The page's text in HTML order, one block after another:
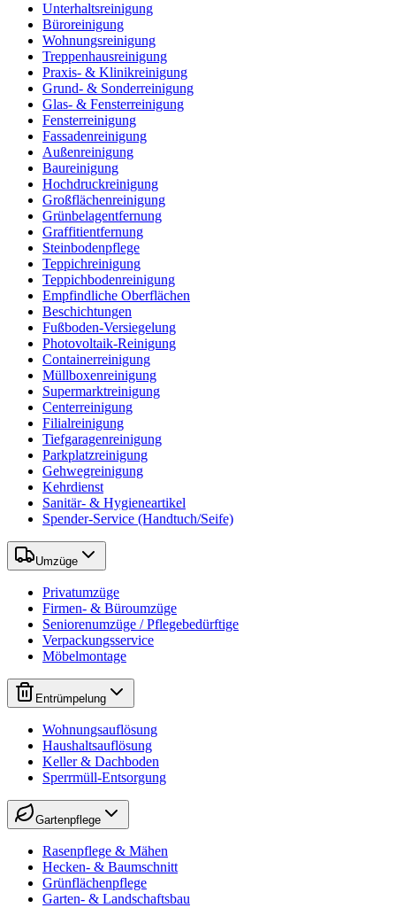
Unterhaltsreinigung
Büroreinigung
Wohnungsreinigung
Treppenhausreinigung
Praxis- & Klinikreinigung
Grund- & Sonderreinigung
Glas- & Fensterreinigung
Fensterreinigung
Fassadenreinigung
Außenreinigung
Baureinigung
Hochdruckreinigung
Großflächenreinigung
Grünbelagentfernung
Graffitientfernung
Steinbodenpflege
Teppichreinigung
Teppichbodenreinigung
Empfindliche Oberflächen
Beschichtungen
Fußboden-Versiegelung
Photovoltaik-Reinigung
Containerreinigung
Müllboxenreinigung
Supermarktreinigung
Centerreinigung
Filialreinigung
Tiefgaragenreinigung
Parkplatzreinigung
Gehwegreinigung
Kehrdienst
Sanitär- & Hygieneartikel
Spender-Service (Handtuch/Seife)
Umzüge
Privatumzüge
Firmen- & Büroumzüge
Seniorenumzüge / Pflegebedürftige
Verpackungsservice
Möbelmontage
Entrümpelung
Wohnungsauflösung
Haushaltsauflösung
Keller & Dachboden
Sperrmüll-Entsorgung
Gartenpflege
Rasenpflege & Mähen
Hecken- & Baumschnitt
Grünflächenpflege
Garten- & Landschaftsbau